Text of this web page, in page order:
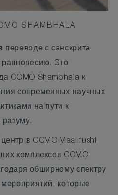
SHAMBHALA
с санскрита
равновесию. Это
COMO Shambhala к
современных научных
на пути к
разуму.
в COMO Maalifushi
комплексов COMO
обширному спектру
которые